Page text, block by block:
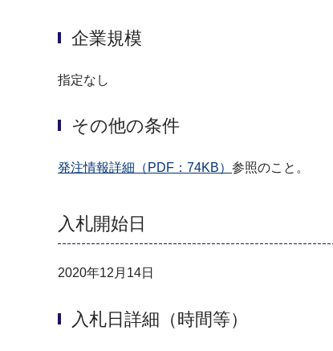
企業規模
指定なし
その他の条件
発注情報詳細（PDF：74KB） 参照のこと。
入札開始日
2020年12月14日
入札日詳細（時間等）